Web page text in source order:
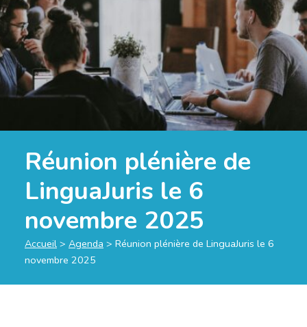
Réunion plénière de
LinguaJuris le 6
novembre 2025
Accueil > Agenda > Réunion plénière de LinguaJuris le 6
novembre 2025